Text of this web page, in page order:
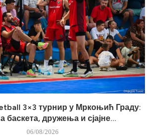
3×3 турнир у Мркоњић Граду:
баскета, дружења и сјајне...
06/08/2026